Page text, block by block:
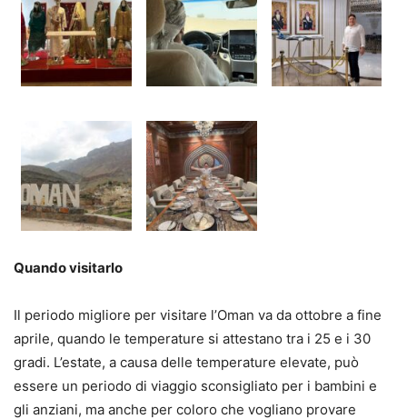
Quando visitarlo
Il periodo migliore per visitare l’Oman va da ottobre a fine
aprile, quando le temperature si attestano tra i 25 e i 30
gradi. L’estate, a causa delle temperature elevate, può
essere un periodo di viaggio sconsigliato per i bambini e
gli anziani, ma anche per coloro che vogliano provare